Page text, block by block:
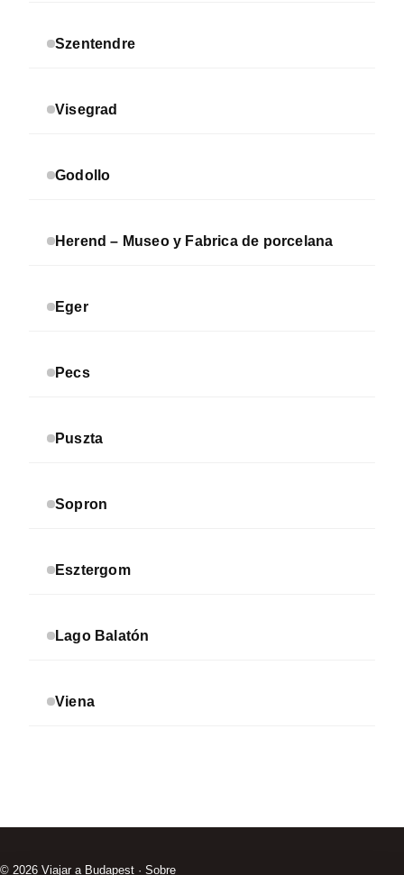
Szentendre
Visegrad
Godollo
Herend – Museo y Fabrica de porcelana
Eger
Pecs
Puszta
Sopron
Esztergom
Lago Balatón
Viena
© 2026 Viajar a Budapest · Sobre